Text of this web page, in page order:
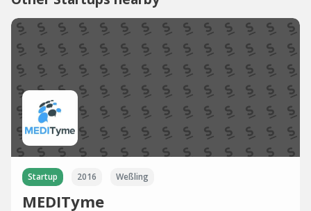
Startup 2016 Weßling
MEDITyme